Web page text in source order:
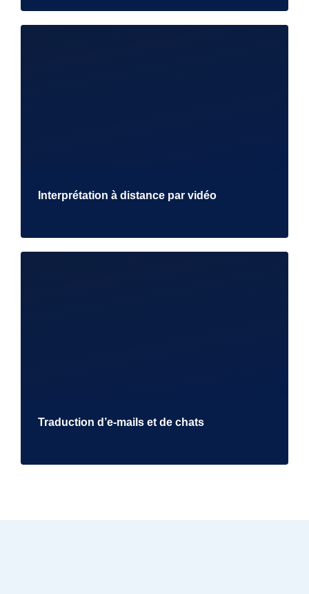
Interprétation à distance par vidéo
Traduction d’e-mails et de chats